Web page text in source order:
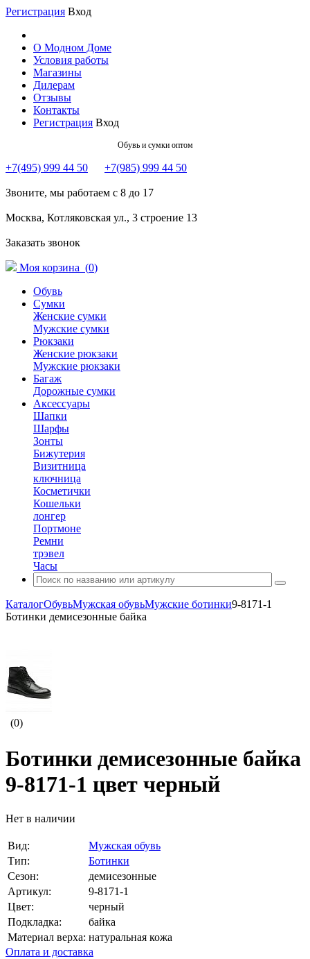
Регистрация Вход
О Модном Доме
Условия работы
Магазины
Дилерам
Отзывы
Контакты
Регистрация Вход
Обувь и сумки оптом
+7(495) 999 44 50 +7(985) 999 44 50
Звоните, мы работаем с 8 до 17
Москва, Котляковская ул., 3 строение 13
Заказать звонок
Моя корзина (0)
Обувь
Сумки
Женские сумки
Мужские сумки
Рюкзаки
Женские рюкзаки
Мужские рюкзаки
Багаж
Дорожные сумки
Аксессуары
Шапки
Шарфы
Зонты
Бижутерия
Визитница
ключница
Косметички
Кошельки
лонгер
Портмоне
Ремни
трэвел
Часы
КаталогОбувьМужская обувьМужские ботинки9-8171-1
Ботинки демисезонные байка
(0)
Ботинки демисезонные байка
9-8171-1 цвет черный
Нет в наличии
Вид:
Мужская обувь
Тип:
Ботинки
Сезон:
демисезонные
Артикул:
9-8171-1
Цвет:
черный
Подкладка:
байка
Материал верха: натуральная кожа
Оплата и доставка